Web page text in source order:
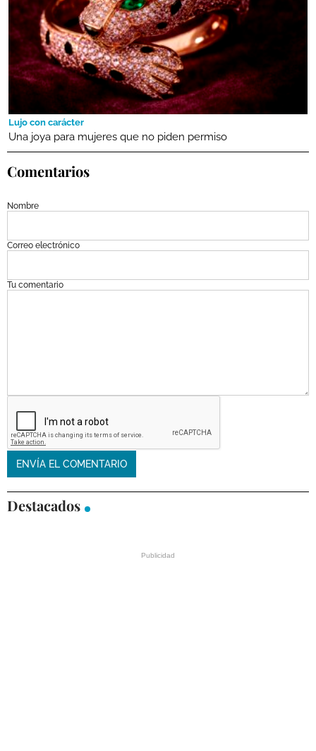
Lujo con carácter
Una joya para mujeres que no piden permiso
Comentarios
Nombre
Correo electrónico
Tu comentario
Destacados